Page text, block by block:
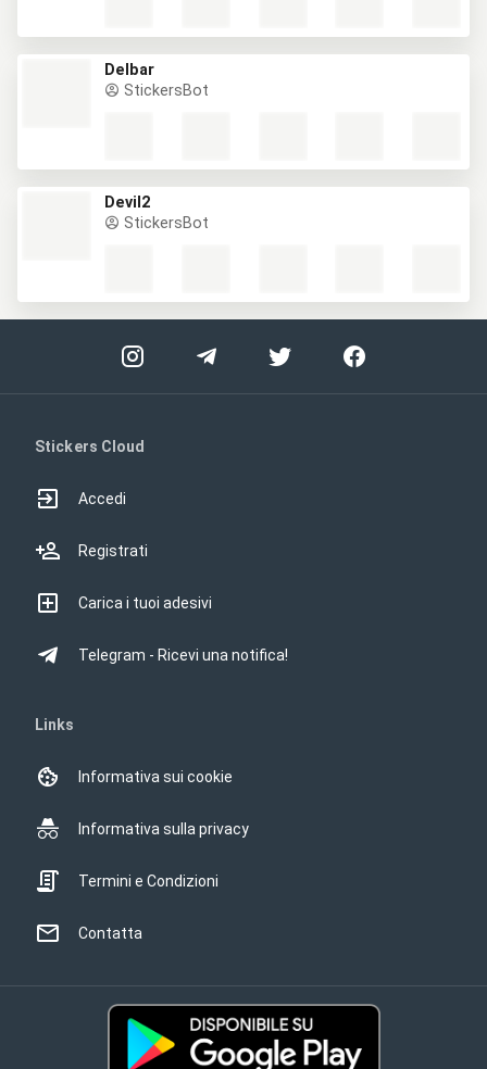
Delbar
StickersBot
Devil2
StickersBot
Stickers Cloud
Accedi
Registrati
Carica i tuoi adesivi
Telegram - Ricevi una notifica!
Links
Informativa sui cookie
Informativa sulla privacy
Termini e Condizioni
Contatta